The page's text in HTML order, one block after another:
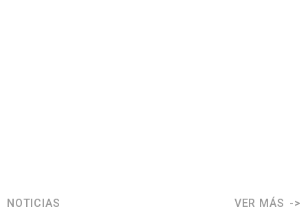
NOTICIAS VER MÁS